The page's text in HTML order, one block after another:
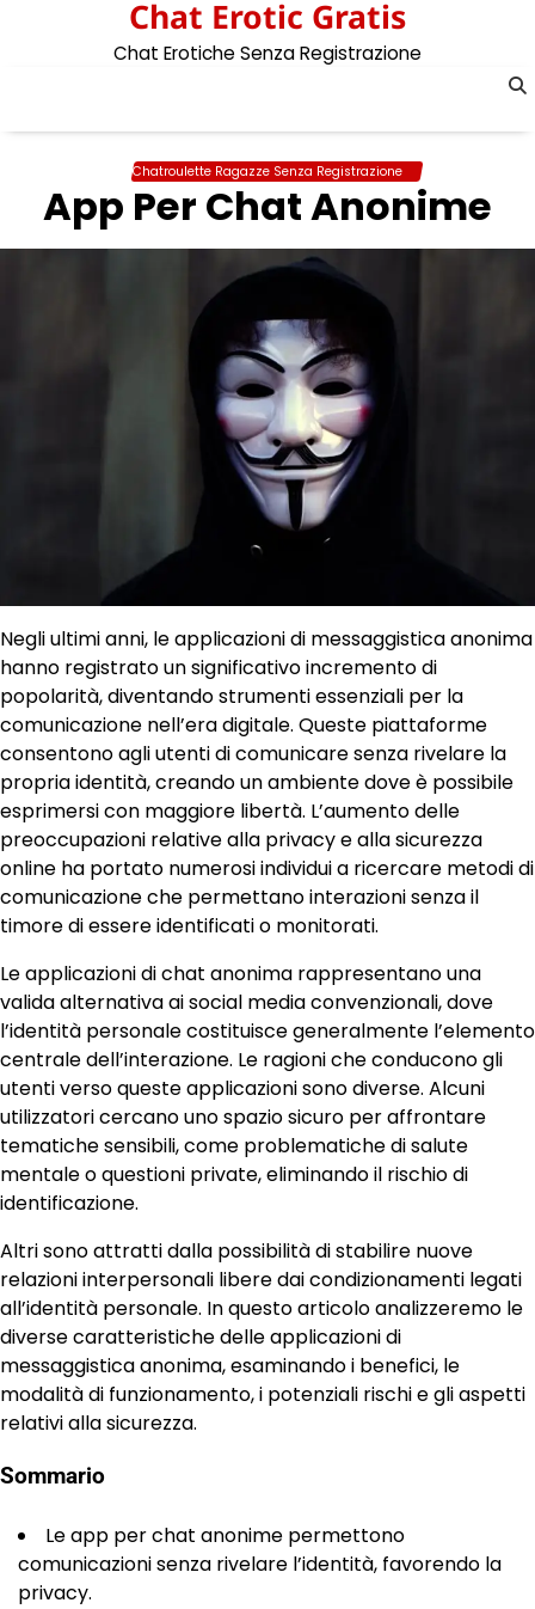
Chat Erotic Gratis
Chat Erotiche Senza Registrazione
Chatroulette Ragazze Senza Registrazione
App Per Chat Anonime
Negli ultimi anni, le applicazioni di messaggistica anonima
hanno registrato un significativo incremento di
popolarità, diventando strumenti essenziali per la
comunicazione nell’era digitale. Queste piattaforme
consentono agli utenti di comunicare senza rivelare la
propria identità, creando un ambiente dove è possibile
esprimersi con maggiore libertà. L’aumento delle
preoccupazioni relative alla privacy e alla sicurezza
online ha portato numerosi individui a ricercare metodi di
comunicazione che permettano interazioni senza il
timore di essere identificati o monitorati.
Le applicazioni di chat anonima rappresentano una
valida alternativa ai social media convenzionali, dove
l’identità personale costituisce generalmente l’elemento
centrale dell’interazione. Le ragioni che conducono gli
utenti verso queste applicazioni sono diverse. Alcuni
utilizzatori cercano uno spazio sicuro per affrontare
tematiche sensibili, come problematiche di salute
mentale o questioni private, eliminando il rischio di
identificazione.
Altri sono attratti dalla possibilità di stabilire nuove
relazioni interpersonali libere dai condizionamenti legati
all’identità personale. In questo articolo analizzeremo le
diverse caratteristiche delle applicazioni di
messaggistica anonima, esaminando i benefici, le
modalità di funzionamento, i potenziali rischi e gli aspetti
relativi alla sicurezza.
Sommario
Le app per chat anonime permettono
comunicazioni senza rivelare l’identità, favorendo la
privacy.